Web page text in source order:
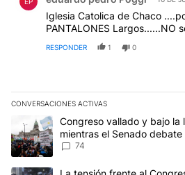
Iglesia Catolica de Chaco
PANTALONES Largos......NO
RESPONDER 1 0
CONVERSACIONES ACTIVAS
Este listado muestra los artículos
Un artículo de tendencia con el
Congreso vallado y bajo la
mientras el Senado
Privada
74